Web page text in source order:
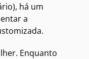
há um
a
Enquanto